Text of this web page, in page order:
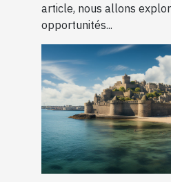
article, nous allons
opportunités...